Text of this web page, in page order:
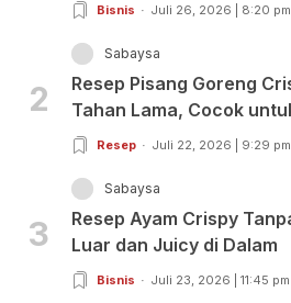
Bisnis Juli 26, 2026 | 8:20 pm
2
Sabaysa
Resep Pisang Goreng
Tahan Lama, Cocok
Resep Juli 22, 2026 | 9:29 pm
3
Sabaysa
Resep Ayam Crispy
Luar dan Juicy di Dalam
Bisnis Juli 23, 2026 | 11:45 pm